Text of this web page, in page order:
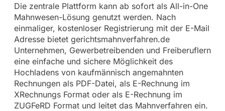
Die zentrale Plattform kann ab sofort als All-in-One
Mahnwesen-Lösung genutzt werden. Nach
einmaliger, kostenloser Registrierung mit der E-Mail
Adresse bietet gerichtsmahnverfahren.de
Unternehmen, Gewerbetreibenden und Freiberuflern
eine einfache und sichere Möglichkeit des
Hochladens von kaufmännisch angemahnten
Rechnungen als PDF-Datei, als E-Rechnung im
XRechnungs Format oder als E-Rechnung im
ZUGFeRD Format und leitet das Mahnverfahren ein.